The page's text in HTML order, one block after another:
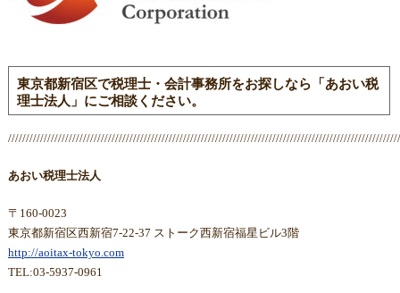
東京都新宿区で税理士・会計事務所をお探しなら「あおい税
理士法人」にご相談ください。
あおい税理士法人
〒160-0023
東京都新宿区西新宿7-22-37 ストーク西新宿福星ビル3階
http://aoitax-tokyo.com
TEL:03-5937-0961